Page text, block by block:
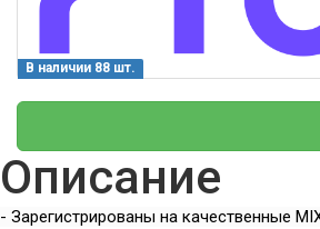
В наличии 88 шт.
Описание
- Зарегистрированы на качественные